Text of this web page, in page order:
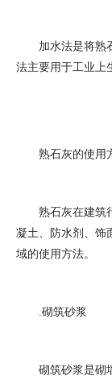
加水法是将熟
法主要用于工业上
熟石灰的使用
熟石灰在建筑
凝土、防水剂、饰
域的使用方法。
1. 砌筑砂浆
砌筑砂浆是砌